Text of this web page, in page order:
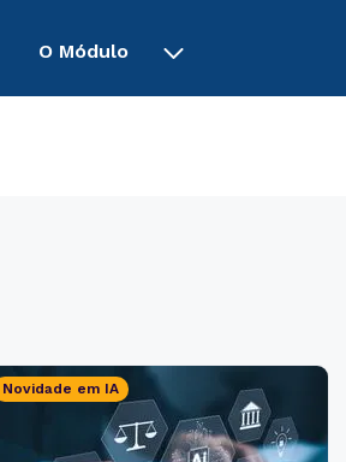
O Módulo
Novidade em IA